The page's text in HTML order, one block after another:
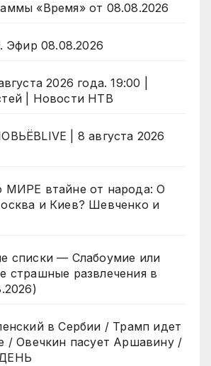
«Время» от 08.08.2026
Эфир 08.08.2026
2026 года. 19:00 |
| Новости НТВ
| 8 августа 2026
МИРЕ втайне от народа: О
и Киев? Шевченко и
списки — Слабоумие или
страшные развлечения в
в Сербии / Трамп идет
/ Овечкин пасует Аршавину /